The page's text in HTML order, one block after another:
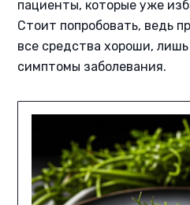
пациенты, которые уже
Стоит попробовать, ведь
все средства хороши,
симптомы заболевания.